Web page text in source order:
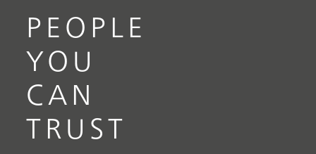
PEOPLE
YOU
CAN
TRUST